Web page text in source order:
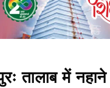
तालाब में